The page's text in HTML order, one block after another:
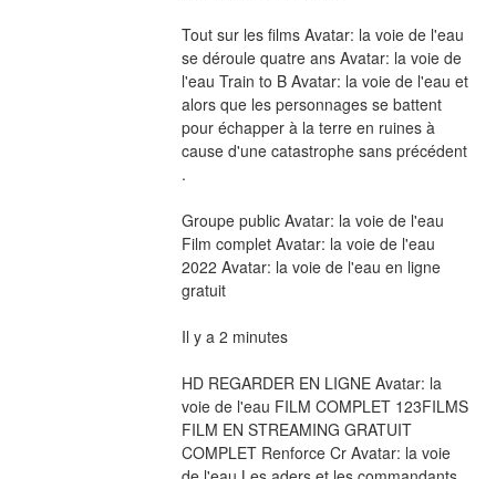
Tout sur les films Avatar: la voie de l'eau
se déroule quatre ans Avatar: la voie de
l'eau Train to B Avatar: la voie de l'eau et
alors que les personnages se battent
pour échapper à la terre en ruines à
cause d'une catastrophe sans précédent
.
Groupe public Avatar: la voie de l'eau
Film complet Avatar: la voie de l'eau
2022 Avatar: la voie de l'eau en ligne
gratuit
Il y a 2 minutes
HD REGARDER EN LIGNE Avatar: la
voie de l'eau FILM COMPLET 123FILMS
FILM EN STREAMING GRATUIT
COMPLET Renforce Cr Avatar: la voie